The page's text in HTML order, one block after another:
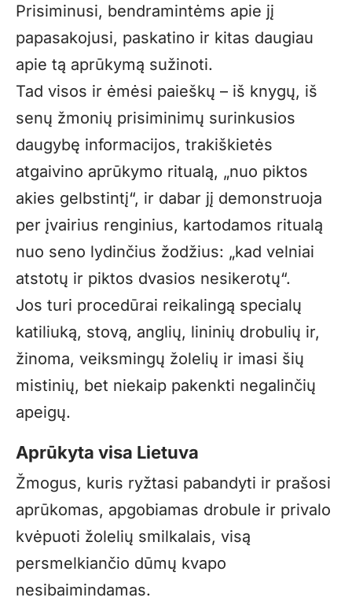
Prisiminusi, bendramintėms apie jį
papasakojusi, paskatino ir kitas daugiau
apie tą aprūkymą sužinoti.
Tad visos ir ėmėsi paieškų – iš knygų, iš
senų žmonių prisiminimų surinkusios
daugybę informacijos, trakiškietės
atgaivino aprūkymo ritualą, „nuo piktos
akies gelbstintį“, ir dabar jį demonstruoja
per įvairius renginius, kartodamos ritualą
nuo seno lydinčius žodžius: „kad velniai
atstotų ir piktos dvasios nesikerotų“.
Jos turi procedūrai reikalingą specialų
katiliuką, stovą, anglių, lininių drobulių ir,
žinoma, veiksmingų žolelių ir imasi šių
mistinių, bet niekaip pakenkti negalinčių
apeigų.
Aprūkyta visa Lietuva
Žmogus, kuris ryžtasi pabandyti ir prašosi
aprūkomas, apgobiamas drobule ir privalo
kvėpuoti žolelių smilkalais, visą
persmelkiančio dūmų kvapo
nesibaimindamas.